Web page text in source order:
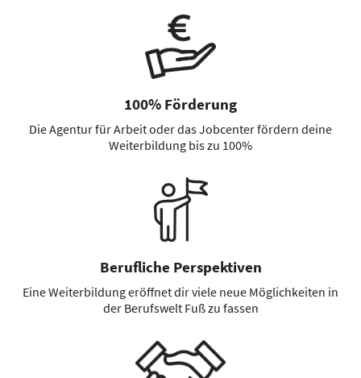
100% Förderung
Die Agentur für Arbeit oder das Jobcenter fördern deine
Weiterbildung bis zu 100%
Berufliche Perspektiven
Eine Weiterbildung eröffnet dir viele neue Möglichkeiten in
der Berufswelt Fuß zu fassen